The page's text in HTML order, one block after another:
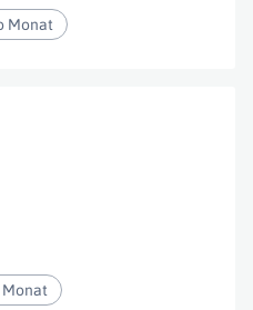
Monat
Monat